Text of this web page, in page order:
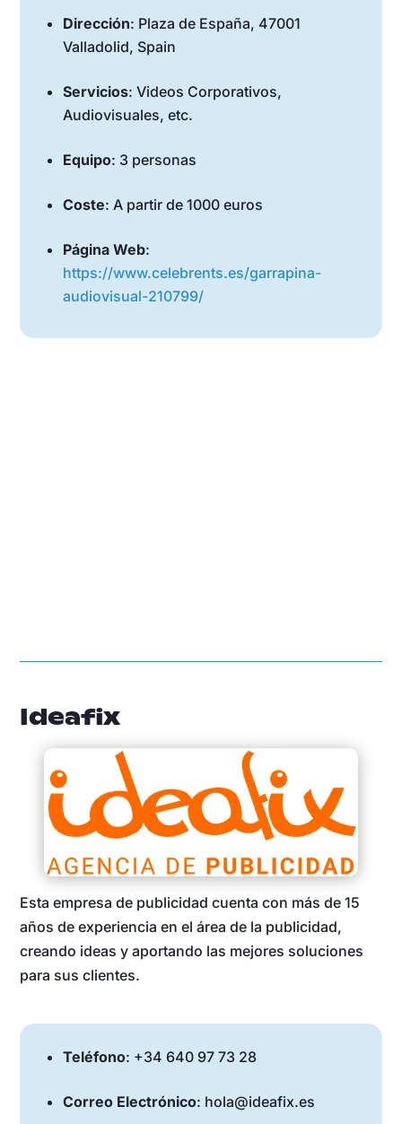
Dirección: Plaza de España, 47001
Valladolid, Spain
Servicios: Videos Corporativos,
Audiovisuales, etc.
Equipo: 3 personas
Coste: A partir de 1000 euros
Página Web:
https://www.celebrents.es/garrapina-
audiovisual-210799/
Ideafix
Esta empresa de publicidad cuenta con más de 15
años de experiencia en el área de la publicidad,
creando ideas y aportando las mejores soluciones
para sus clientes.
Teléfono: +34 640 97 73 28
Correo Electrónico: hola@ideafix.es